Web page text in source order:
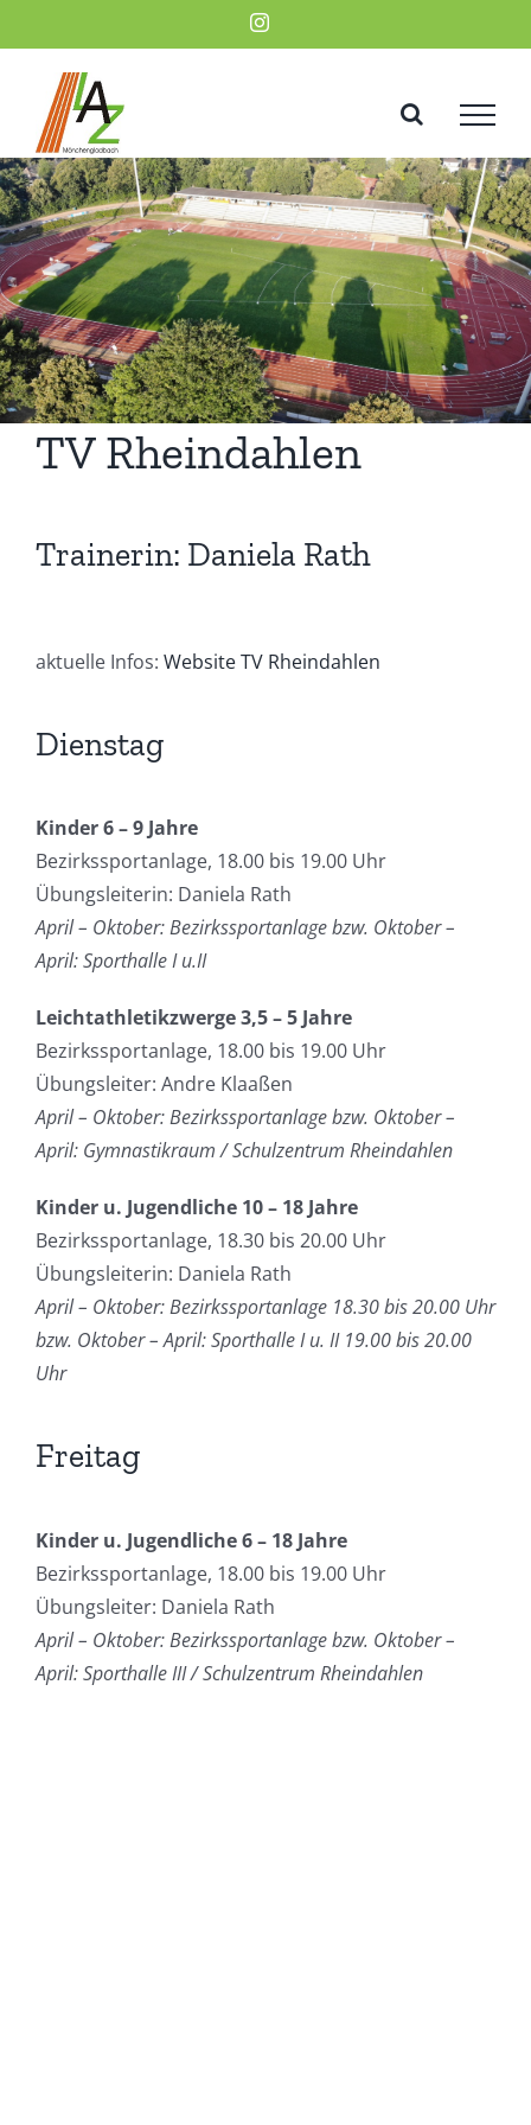
Inhalt
springen
Instagram
TV Rheindahlen
Trainerin: Daniela Rath
aktuelle Infos: Website TV Rheindahlen
Dienstag
Kinder 6 – 9 Jahre
Bezirkssportanlage, 18.00 bis 19.00 Uhr
Übungsleiterin: Daniela Rath
April – Oktober: Bezirkssportanlage bzw. Oktober –
April: Sporthalle I u.II
Leichtathletikzwerge 3,5 – 5 Jahre
Bezirkssportanlage, 18.00 bis 19.00 Uhr
Übungsleiter: Andre Klaaßen
April – Oktober: Bezirkssportanlage bzw. Oktober –
April: Gymnastikraum / Schulzentrum Rheindahlen
Kinder u. Jugendliche 10 – 18 Jahre
Bezirkssportanlage, 18.30 bis 20.00 Uhr
Übungsleiterin: Daniela Rath
April – Oktober: Bezirkssportanlage 18.30 bis 20.00 Uhr
bzw. Oktober – April: Sporthalle I u. II 19.00 bis 20.00
Uhr
Freitag
Kinder u. Jugendliche 6 – 18 Jahre
Bezirkssportanlage, 18.00 bis 19.00 Uhr
Übungsleiter: Daniela Rath
April – Oktober: Bezirkssportanlage bzw. Oktober –
April: Sporthalle III / Schulzentrum Rheindahlen